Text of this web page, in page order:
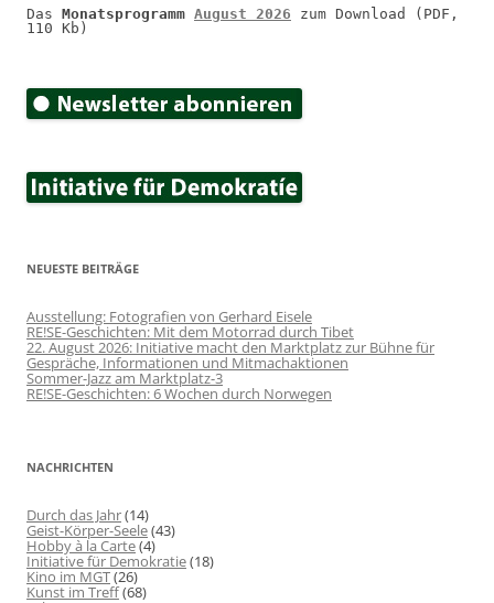
Das Monatsprogramm August 2026 zum Download (PDF,
110 Kb)
NEUESTE BEITRÄGE
Ausstellung: Fotografien von Gerhard Eisele
RE!SE-Geschichten: Mit dem Motorrad durch Tibet
22. August 2026: Initiative macht den Marktplatz zur Bühne für
Gespräche, Informationen und Mitmachaktionen
Sommer-Jazz am Marktplatz-3
RE!SE-Geschichten: 6 Wochen durch Norwegen
NACHRICHTEN
Durch das Jahr(14)
Geist-Körper-Seele(43)
Hobby à la Carte(4)
Initiative für Demokratie(18)
Kino im MGT(26)
Kunst im Treff(68)